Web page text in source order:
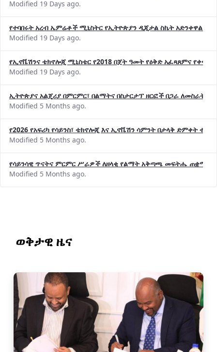
Modified 19 Days ago.
የተባበሩት አረብ ኤምሬቶች ሚኒስትር የኢትዮጵያን ዲጂታል ስኬት አድንቀዋል
Modified 19 Days ago.
የኢኖቬሽንና ቴክኖሎጂ ሚኒስቴር የ2018 በጀት ዓመት የዕቅድ አፈጻጸምና
Modified 19 Days ago.
ኢትዮጵያና አልጄሪያ በምርምር፣ በልማትና በስታርታፕ ዘርፎች በጋራ ለመስራት
Modified 5 Months ago.
የ2026 የአፍሪካ የሳይንስ፣ ቴክኖሎጂ እና ኢኖቬሽን ሳምንት በታላቅ ድምቀት
Modified 5 Months ago.
የሳይንሳዊ ጥናትና ምርምር ሥራዎች ለዘላቂ የልማት አቅጣጫ መፍትሔ ጠቋሚ
Modified 5 Months ago.
ወቅታዊ ዜና